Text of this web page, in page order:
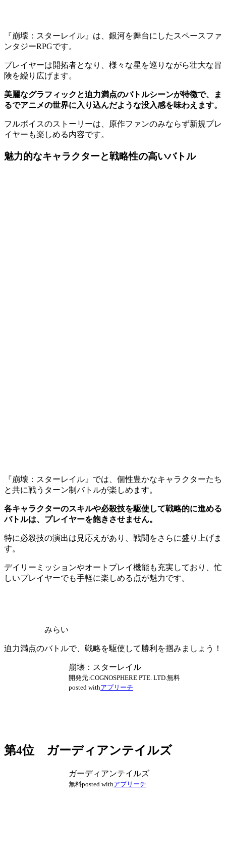
『崩壊：スターレイル』は、銀河を舞台にしたスペースファ
ンタジーRPGです。
プレイヤーは開拓者となり、様々な星を巡りながら壮大な冒
険を繰り広げます。
美麗なグラフィックと迫力満点のバトルシーンが特徴で、ま
るでアニメの世界に入り込んだような没入感を味わえます。
フルボイスのストーリーは、原作ファンのみならず新規プレ
イヤーも楽しめる内容です。
魅力的なキャラクターと戦略性の高いバトル
『崩壊：スターレイル』では、個性豊かなキャラクターたち
と共に戦うターン制バトルが楽しめます。
各キャラクターのスキルや必殺技を駆使して戦略的に進める
バトルは、プレイヤーを飽きさせません。
特に必殺技の演出は見応えがあり、戦闘をさらに盛り上げま
す。
デイリーミッションやオートプレイ機能も充実しており、忙
しいプレイヤーでも手軽に楽しめる点が魅力です。
みらい
迫力満点のバトルで、戦略を駆使して勝利を掴みましょう！
崩壊：スターレイル
開発元:COGNOSPHERE PTE. LTD.無料
posted withアプリーチ
第4位 ガーディアンテイルズ
ガーディアンテイルズ
無料posted withアプリーチ